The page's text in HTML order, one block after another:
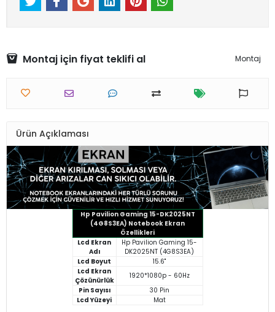
Montaj için fiyat teklifi al Montaj
Ürün Açıklaması
Hp Pavilion Gaming 15-DK2025NT
(4G8S3EA) Notebook Ekran
Özellikleri
Lcd Ekran
Adı
Hp Pavilion Gaming 15-
DK2025NT (4G8S3EA)
Lcd Boyut
15.6"
Lcd Ekran
Çözünürlük
1920*1080p - 60Hz
Pin Sayısı
30 Pin
Lcd Yüzeyi
Mat